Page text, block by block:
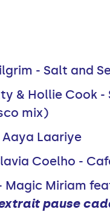
- Salt and
& Hollie Cook -
mix)
Aaya Laariye
Coelho -
Magic Miriam
pause